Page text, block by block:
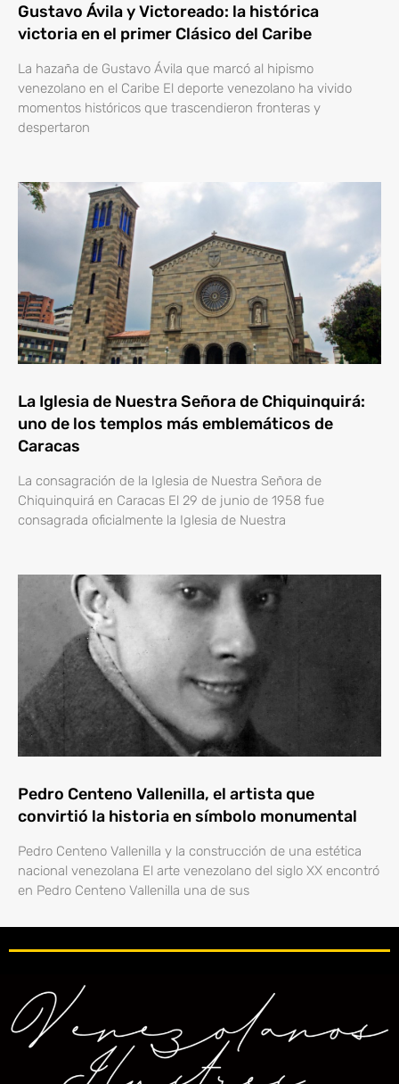
Gustavo Ávila y Victoreado: la histórica
victoria en el primer Clásico del Caribe
La hazaña de Gustavo Ávila que marcó al hipismo
venezolano en el Caribe El deporte venezolano ha vivido
momentos históricos que trascendieron fronteras y
despertaron
La Iglesia de Nuestra Señora de Chiquinquirá:
uno de los templos más emblemáticos de
Caracas
La consagración de la Iglesia de Nuestra Señora de
Chiquinquirá en Caracas El 29 de junio de 1958 fue
consagrada oficialmente la Iglesia de Nuestra
Pedro Centeno Vallenilla, el artista que
convirtió la historia en símbolo monumental
Pedro Centeno Vallenilla y la construcción de una estética
nacional venezolana El arte venezolano del siglo XX encontró
en Pedro Centeno Vallenilla una de sus